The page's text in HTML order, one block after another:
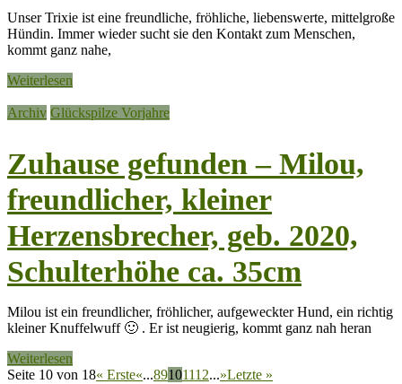
Unser Trixie ist eine freundliche, fröhliche, liebenswerte, mittelgroße
Hündin. Immer wieder sucht sie den Kontakt zum Menschen,
kommt ganz nahe,
Weiterlesen
Archiv Glückspilze Vorjahre
Zuhause gefunden – Milou,
freundlicher, kleiner
Herzensbrecher, geb. 2020,
Schulterhöhe ca. 35cm
Milou ist ein freundlicher, fröhlicher, aufgeweckter Hund, ein richtig
kleiner Knuffelwuff 🙂 . Er ist neugierig, kommt ganz nah heran
Weiterlesen
Seite 10 von 18« Erste«...89101112...»Letzte »